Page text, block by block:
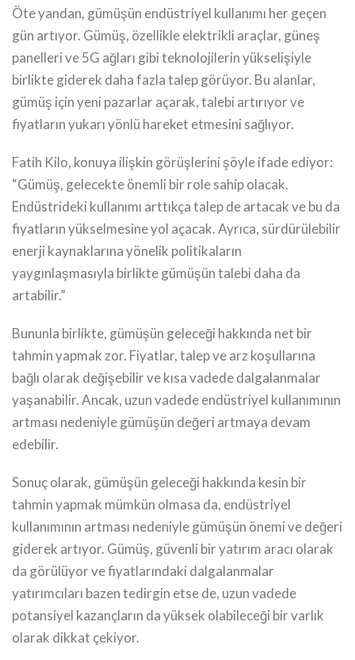
Öte yandan, gümüşün endüstriyel kullanımı her geçen
gün artıyor. Gümüş, özellikle elektrikli araçlar, güneş
panelleri ve 5G ağları gibi teknolojilerin yükselişiyle
birlikte giderek daha fazla talep görüyor. Bu alanlar,
gümüş için yeni pazarlar açarak, talebi artırıyor ve
fiyatların yukarı yönlü hareket etmesini sağlıyor.
Fatih Kilo, konuya ilişkin görüşlerini şöyle ifade ediyor:
“Gümüş, gelecekte önemli bir role sahip olacak.
Endüstrideki kullanımı arttıkça talep de artacak ve bu da
fiyatların yükselmesine yol açacak. Ayrıca, sürdürülebilir
enerji kaynaklarına yönelik politikaların
yaygınlaşmasıyla birlikte gümüşün talebi daha da
artabilir.”
Bununla birlikte, gümüşün geleceği hakkında net bir
tahmin yapmak zor. Fiyatlar, talep ve arz koşullarına
bağlı olarak değişebilir ve kısa vadede dalgalanmalar
yaşanabilir. Ancak, uzun vadede endüstriyel kullanımının
artması nedeniyle gümüşün değeri artmaya devam
edebilir.
Sonuç olarak, gümüşün geleceği hakkında kesin bir
tahmin yapmak mümkün olmasa da, endüstriyel
kullanımının artması nedeniyle gümüşün önemi ve değeri
giderek artıyor. Gümüş, güvenli bir yatırım aracı olarak
da görülüyor ve fiyatlarındaki dalgalanmalar
yatırımcıları bazen tedirgin etse de, uzun vadede
potansiyel kazançların da yüksek olabileceği bir varlık
olarak dikkat çekiyor.